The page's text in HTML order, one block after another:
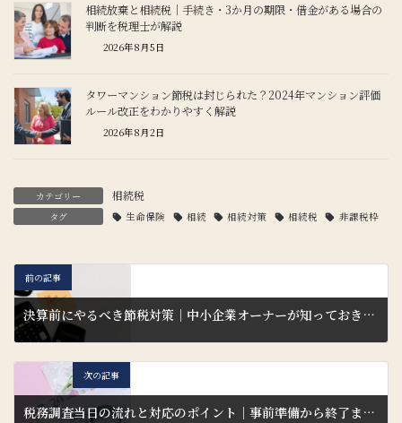
相続放棄と相続税｜手続き・3か月の期限・借金がある場合の
判断を税理士が解説
2026年8月5日
タワーマンション節税は封じられた？2024年マンション評価
ルール改正をわかりやすく解説
2026年8月2日
カテゴリー 相続税
タグ 生命保険 相続 相続対策 相続税 非課税枠
前の記事
決算前にやるべき節税対策｜中小企業オーナーが知っておきたい14の方法
次の記事
税務調査当日の流れと対応のポイント｜事前準備から終了まで税理士が解説